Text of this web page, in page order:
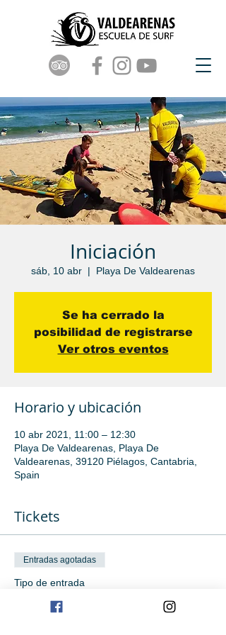
Iniciación
sáb, 10 abr
  |
Playa De Valdearenas
Se ha cerrado la
posibilidad de registrarse
Ver otros eventos
Horario y ubicación
10 abr 2021, 11:00 – 12:30
Playa De Valdearenas, Playa De
Valdearenas, 39120 Piélagos, Cantabria,
Spain
Tickets
Entradas agotadas
Tipo de entrada
Iniciación